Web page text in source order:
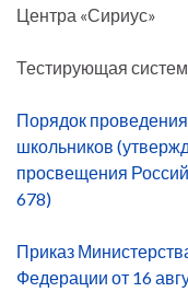
Центра «Сириус»
Тестирующая
Порядок
школьников
просвещения
678)
Приказ
Федерации от 16